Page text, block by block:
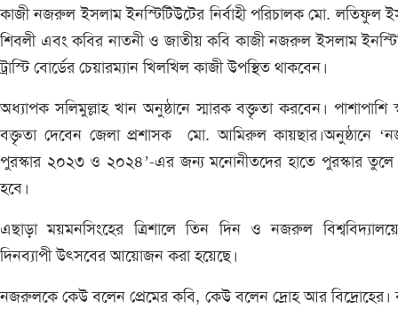
কাজী নজরুল ইসলাম ইনস্টিটিউটের নির্বাহী পরিচালক মো. লতিফুল
শিবলী এবং কবির নাতনী ও জাতীয় কবি কাজী নজরুল ইসলাম
ট্রাস্টি বোর্ডের চেয়ারম্যান খিলখিল কাজী উপস্থিত থাকবেন।
অধ্যাপক সলিমুল্লাহ খান অনুষ্ঠানে স্মারক বক্তৃতা করবেন। পাশাপাশি
বক্তৃতা দেবেন জেলা প্রশাসক মো. আমিরুল কায়ছার।অনুষ্ঠানে
পুরস্কার ২০২৩ ও ২০২৪’-এর জন্য মনোনীতদের হাতে পুরস্কার তুলে
হবে।
এছাড়া ময়মনসিংহের ত্রিশালে তিন দিন ও নজরুল
দিনব্যাপী উৎসবের আয়োজন করা হয়েছে।
নজরুলকে কেউ বলেন প্রেমের কবি, কেউ বলেন দ্রোহ আর বিদ্রোহের।